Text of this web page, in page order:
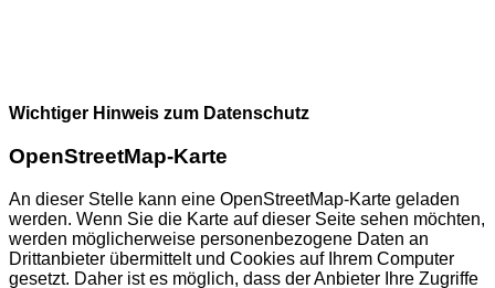
Wichtiger Hinweis zum Datenschutz
OpenStreetMap-Karte
An dieser Stelle kann eine OpenStreetMap-Karte geladen
werden. Wenn Sie die Karte auf dieser Seite sehen möchten,
werden möglicherweise personenbezogene Daten an
Drittanbieter übermittelt und Cookies auf Ihrem Computer
gesetzt. Daher ist es möglich, dass der Anbieter Ihre Zugriffe